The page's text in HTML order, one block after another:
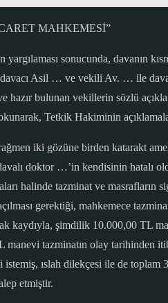
MAHKEMESİ”
yargılaması sonucunda, davanın
Asil … ve vekili Av. … ile
bulunan vekillerin sözlü
Tetkik Hakiminin
iki gözüne birden katarakt
doktor …’in kendisinin hatalı
halinde tazminat ve
gerektiği, mahkemece
kaydıyla, şimdilik 10.000,00 TL
tazminatın olay tarihinden
ıslah dilekçesi ile de
etmiştir.